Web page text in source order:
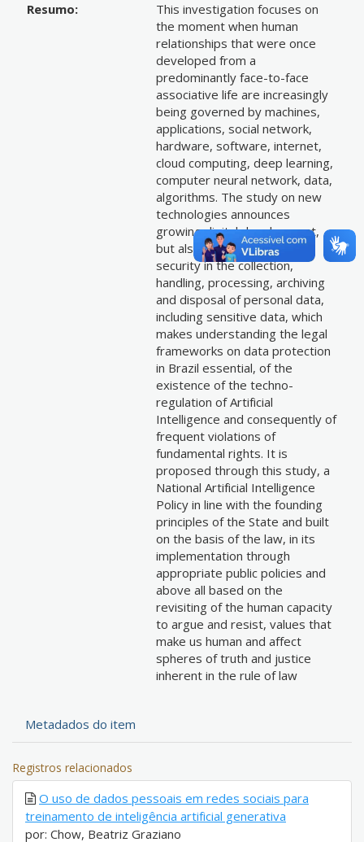
Resumo:
This investigation focuses on
the moment when human
relationships that were once
developed from a
predominantly face-to-face
associative life are increasingly
being governed by machines,
applications, social network,
hardware, software, internet,
cloud computing, deep learning,
computer neural network, data,
algorithms. The study on new
technologies announces
growing digital development,
but also concerns about
security in the collection,
handling, processing, archiving
and disposal of personal data,
including sensitive data, which
makes understanding the legal
frameworks on data protection
in Brazil essential, of the
existence of the techno-
regulation of Artificial
Intelligence and consequently of
frequent violations of
fundamental rights. It is
proposed through this study, a
National Artificial Intelligence
Policy in line with the founding
principles of the State and built
on the basis of the law, in its
implementation through
appropriate public policies and
above all based on the
revisiting of the human capacity
to argue and resist, values that
make us human and affect
spheres of truth and justice
inherent in the rule of law
Metadados do item
Registros relacionados
O uso de dados pessoais em redes sociais para
treinamento de inteligência artificial generativa
por: Chow, Beatriz Graziano